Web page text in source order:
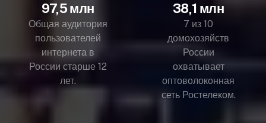
97,5 млн
Общая аудитория
пользователей
интернета в
России старше 12
лет.
38,1 млн
7 из 10
домохозяйств
России
охватывает
оптоволоконная
сеть Ростелеком.